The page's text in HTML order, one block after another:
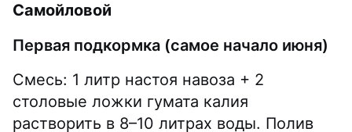
Самойловой
Первая подкормка (самое начало июня)
Смесь: 1 литр настоя навоза + 2
столовые ложки гумата калия
растворить в 8–10 литрах воды. Полив